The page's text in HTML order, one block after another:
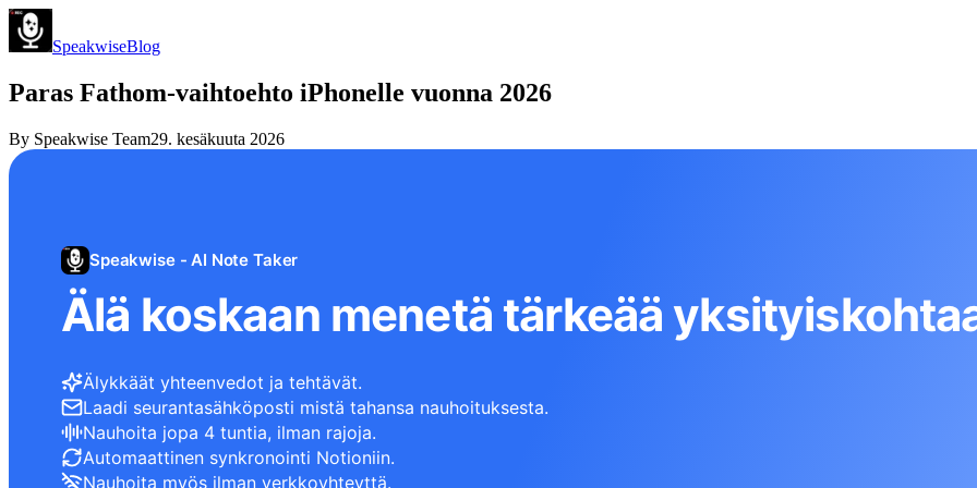
SpeakwiseBlog
Paras Fathom-vaihtoehto iPhonelle vuonna 2026
By Speakwise Team29. kesäkuuta 2026
Speakwise - AI Note Taker
Älä koskaan menetä tärkeää
Älykkäät yhteenvedot ja tehtävät.
Laadi seurantasähköposti mistä tahansa nauhoituksesta.
Nauhoita jopa 4 tuntia, ilman rajoja.
Automaattinen synkronointi Notioniin.
Nauhoita myös ilman verkkoyhteyttä.